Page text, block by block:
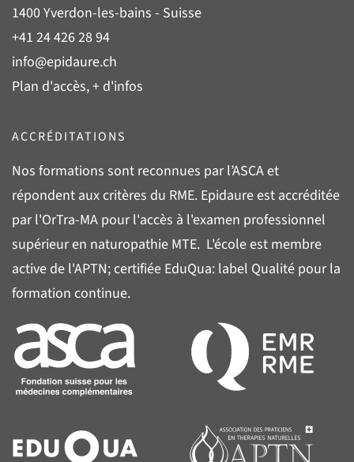
1400 Yverdon-les-bains - Suisse
+41 24 426 28 94
info@epidaure.ch
Plan d'accès, + d'infos
ACCRÉDITATIONS
Nos formations sont reconnues par l’ASCAet
répondent aux critères du RME. Epidaure est accréditée
par l'OrTra-MA pour l'accès à l'examen professionnel
supérieur en naturopathie MTE. L'école est membre
active de l'APTN; certifiée EduQua: label Qualité pour la
formation continue.